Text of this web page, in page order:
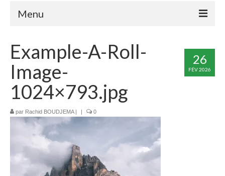
Menu
TAXI PRO FORMATIONS
Devenir taxi – Formation initiale
Avantages du métier de chauffeur de Taxi ?
Livret d’Accueil Formation Devenir Taxi
Formation à la mobilité : Changez de
département en toute sérénité !
26
FÉV 2026
Example-A-Roll-
Image-
1024×793.jpg
par Rachid BOUDJEMA| | 0